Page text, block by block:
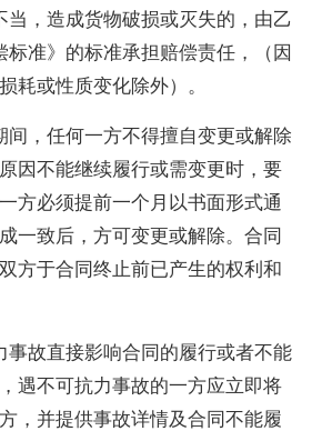
当，造成货物破损或灭失的，由乙
标准》的标准承担赔偿责任，（因
耗或性质变化除外）。
间，任何一方不得擅自变更或解除
因不能继续履行或需变更时，要
方必须提前一个月以书面形式通
一致后，方可变更或解除。合同
方于合同终止前已产生的权利和
事故直接影响合同的履行或者不能
遇不可抗力事故的一方应立即将
，并提供事故详情及合同不能履